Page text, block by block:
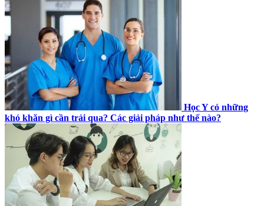
Học Y có những
khó khăn gì cần trải qua? Các giải pháp như thế nào?